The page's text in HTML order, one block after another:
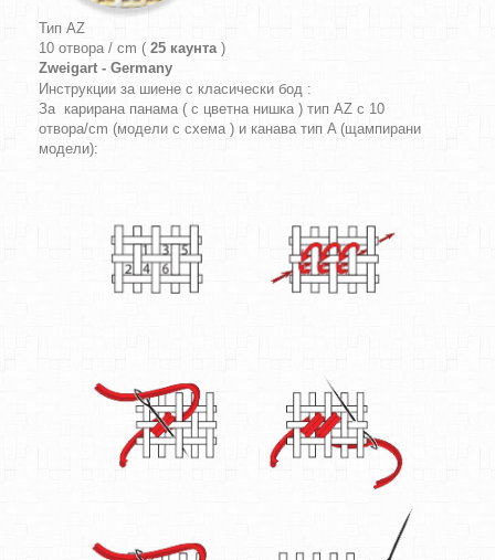
Тип AZ
10 отвора / cm ( 25 каунта)
Zweigart - Germany
Инструкции за шиене с класически бод :
За карирана панама ( с цветна нишка ) тип AZ с 10
отвора/cm (модели с схема ) и канава тип A (щампирани
модели):